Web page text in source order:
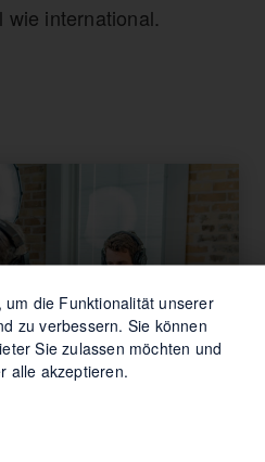
wie international.
die Funktionalität unserer
zu verbessern. Sie können
Sie zulassen möchten und
alle akzeptieren.